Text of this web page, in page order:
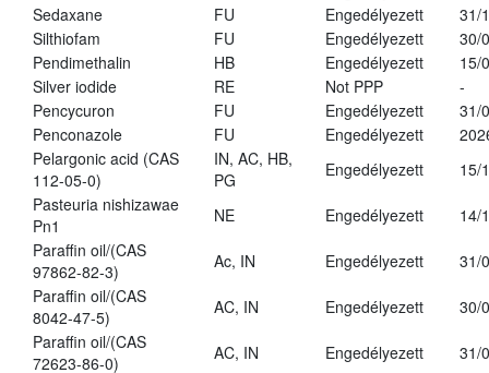
Sedaxane
FU Engedélyezett
31/
Silthiofam
FU Engedélyezett
30/
Pendimethalin
HB Engedélyezett
15/
Silver iodide
RE Not PPP
-
Pencycuron
FU Engedélyezett
31/
Penconazole
FU Engedélyezett
Pelargonic acid (CAS
112-05-0)
IN, AC, HB,
PG
Engedélyezett
15/
Pasteuria nishizawae
Pn1
NE Engedélyezett
14/
Paraffin oil/(CAS
97862-82-3)
Ac, IN Engedélyezett
31/
Paraffin oil/(CAS
8042-47-5)
AC, IN Engedélyezett
30/
Paraffin oil/(CAS
72623-86-0)
AC, IN Engedélyezett
31/